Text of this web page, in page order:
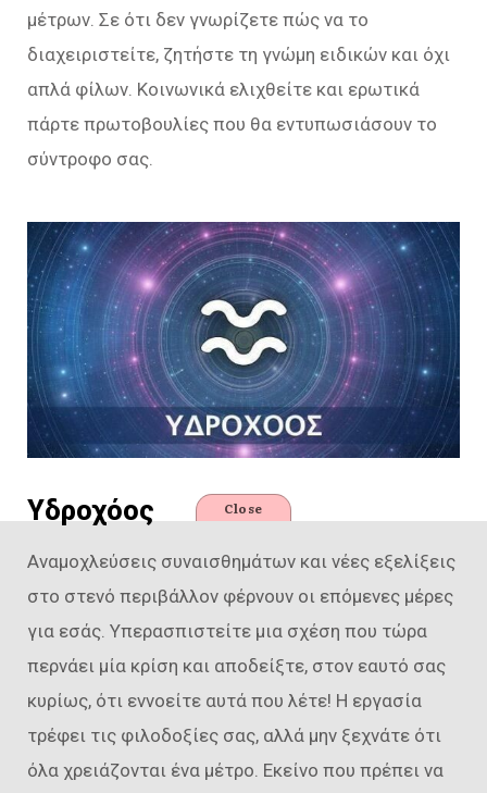
μέτρων. Σε ότι δεν γνωρίζετε πώς να το
διαχειριστείτε, ζητήστε τη γνώμη ειδικών και όχι
απλά φίλων. Κοινωνικά ελιχθείτε και ερωτικά
πάρτε πρωτοβουλίες που θα εντυπωσιάσουν το
σύντροφο σας.
Υδροχόος
Αναμοχλεύσεις συναισθημάτων και νέες εξελίξεις
στο στενό περιβάλλον φέρνουν οι επόμενες μέρες
για εσάς. Υπερασπιστείτε μια σχέση που τώρα
περνάει μία κρίση και αποδείξτε, στον εαυτό σας
κυρίως, ότι εννοείτε αυτά που λέτε! Η εργασία
τρέφει τις φιλοδοξίες σας, αλλά μην ξεχνάτε ότι
όλα χρειάζονται ένα μέτρο. Εκείνο που πρέπει να
Close